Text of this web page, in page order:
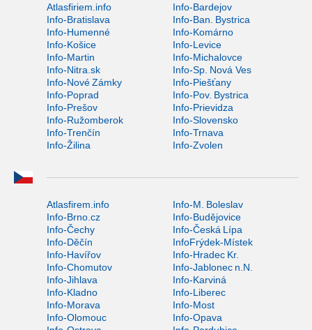
Atlasfiriem.info
Info-Bardejov
Info-Bratislava
Info-Ban. Bystrica
Info-Humenné
Info-Komárno
Info-Košice
Info-Levice
Info-Martin
Info-Michalovce
Info-Nitra.sk
Info-Sp. Nová Ves
Info-Nové Zámky
Info-Piešťany
Info-Poprad
Info-Pov. Bystrica
Info-Prešov
Info-Prievidza
Info-Ružomberok
Info-Slovensko
Info-Trenčín
Info-Trnava
Info-Žilina
Info-Zvolen
Atlasfirem.info
Info-M. Boleslav
Info-Brno.cz
Info-Budějovice
Info-Čechy
Info-Česká Lípa
Info-Děčín
InfoFrýdek-Místek
Info-Havířov
Info-Hradec Kr.
Info-Chomutov
Info-Jablonec n.N.
Info-Jihlava
Info-Karviná
Info-Kladno
Info-Liberec
Info-Morava
Info-Most
Info-Olomouc
Info-Opava